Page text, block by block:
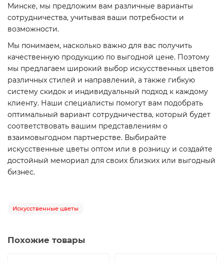
Минске, мы предложим вам различные варианты
сотрудничества, учитывая ваши потребности и
возможности.
Мы понимаем, насколько важно для вас получить
качественную продукцию по выгодной цене. Поэтому
мы предлагаем широкий выбор искусственных цветов
различных стилей и направлений, а также гибкую
систему скидок и индивидуальный подход к каждому
клиенту. Наши специалисты помогут вам подобрать
оптимальный вариант сотрудничества, который будет
соответствовать вашим представлениям о
взаимовыгодном партнерстве. Выбирайте
искусственные цветы оптом или в розницу и создайте
достойный мемориал для своих близких или выгодный
бизнес.
Искусственные цветы
Похожие товары